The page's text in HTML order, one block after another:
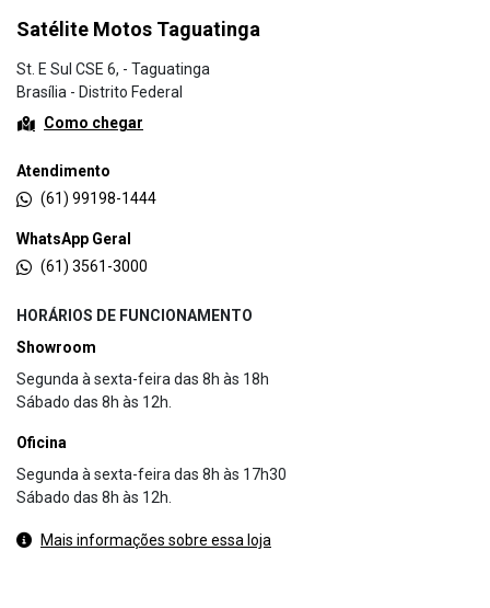
Satélite Motos Taguatinga
St. E Sul CSE 6, - Taguatinga
Brasília - Distrito Federal
Como chegar
Atendimento
(61) 99198-1444
WhatsApp Geral
(61) 3561-3000
HORÁRIOS DE FUNCIONAMENTO
Showroom
Segunda à sexta-feira das 8h às 18h
Sábado das 8h às 12h.
Oficina
Segunda à sexta-feira das 8h às 17h30
Sábado das 8h às 12h.
Mais informações sobre essa loja